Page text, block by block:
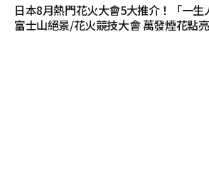
日本8月熱門花火大會5大推介！「一
富士山絕景/花火競技大會 萬發煙花點